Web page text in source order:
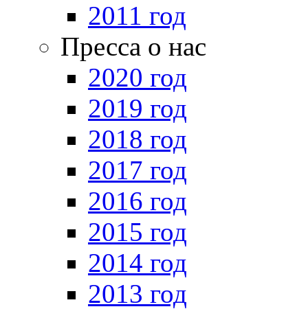
2011 год
Пресса о нас
2020 год
2019 год
2018 год
2017 год
2016 год
2015 год
2014 год
2013 год